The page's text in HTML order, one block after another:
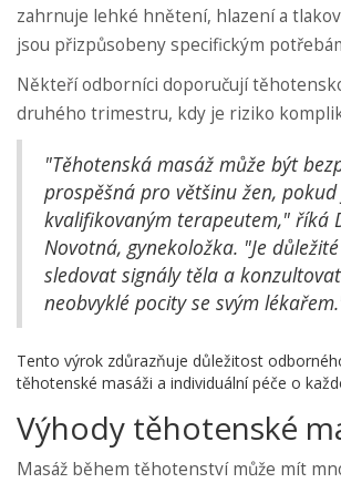
zahrnuje lehké hnětení, hlazení a
jsou přizpůsobeny specifickým
Někteří odborníci doporučují
druhého trimestru, kdy je riziko
"Těhotenská masáž může být
prospěšná pro většinu žen,
kvalifikovaným terapeutem," říká
Novotná, gynekoložka. "Je
sledovat signály těla a
neobvyklé pocity se svým
Tento výrok zdůrazňuje důležitost
těhotenské masáži a individuální péče o
Výhody těhotenské
Masáž během těhotenství může mít